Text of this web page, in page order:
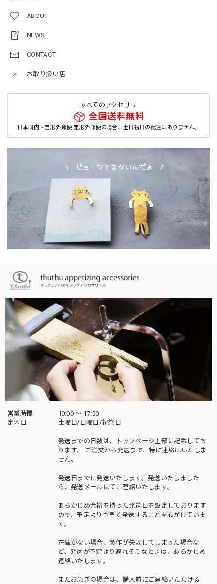
ABOUT
NEWS
CONTACT
お取り扱い店
すべてのアクセサリ
全国送料無料
日本国内・定形外郵便 定形外郵便の場合、土日祝日の配達はありません。
営業時間
10:00 〜 17:00
定休日
土曜日/日曜日/祝祭日
発送までの日数は、トップページ上部に記載してお
ります。 ご注文から発送まで、特に連絡はいたしま
せん。
発送日までに発送いたします。発送いたしました
ら、発送メールにてご連絡いたします。
あらかじめ余裕を持った発送日を設定しております
ので、予定よりも早く発送することを心がけていま
す。
在庫がない場合、製作が失敗してしまった場合な
ど、発送が予定より遅れそうなときは、あらかじめ
連絡いたします。
またお急ぎの場合は、購入前にご連絡いただける